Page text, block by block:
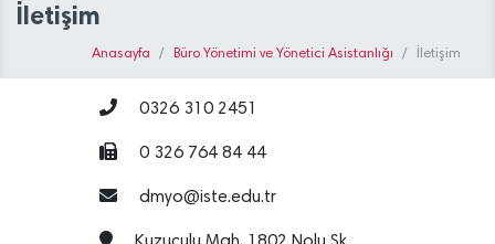
İletişim
Anasayfa Büro Yönetimi ve Yönetici Asistanlığı İletişim
0326 310 2451
0 326 764 84 44
dmyo@iste.edu.tr